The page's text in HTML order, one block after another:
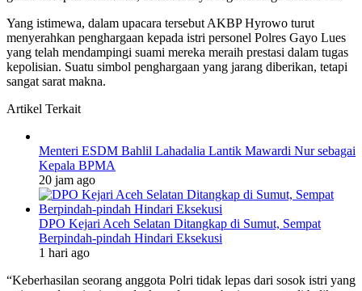
Yang istimewa, dalam upacara tersebut AKBP Hyrowo turut
menyerahkan penghargaan kepada istri personel Polres Gayo Lues
yang telah mendampingi suami mereka meraih prestasi dalam tugas
kepolisian. Suatu simbol penghargaan yang jarang diberikan, tetapi
sangat sarat makna.
Artikel Terkait
Menteri ESDM Bahlil Lahadalia Lantik Mawardi Nur sebagai
Kepala BPMA
20 jam ago
DPO Kejari Aceh Selatan Ditangkap di Sumut, Sempat
Berpindah-pindah Hindari Eksekusi
1 hari ago
“Keberhasilan seorang anggota Polri tidak lepas dari sosok istri yang